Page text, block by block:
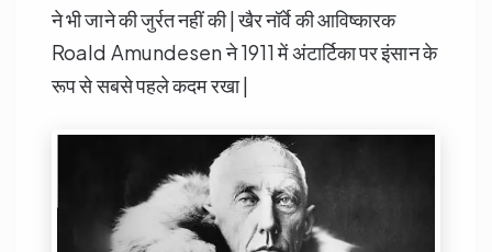
ने भी जाने की जुर्रत नहीं की | खैर नॉर्वे की आविष्कारक
Roald Amundesen ने 1911 में अंटार्टिका पर इंसान के
रूप से सबसे पहले कदम रखा |